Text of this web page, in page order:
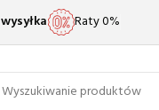
wysyłka Raty 0%